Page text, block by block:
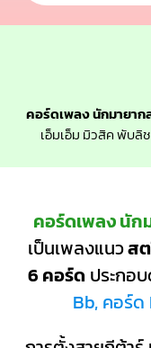
คอร์ดเพลง นักมายาก
เอ็มเอ็ม มิวสิค พับลิ
คอร์ดเพลง นัก
เป็นเพลงแนวส
6 คอร์ด ประกอ
Bb, คอร์ด